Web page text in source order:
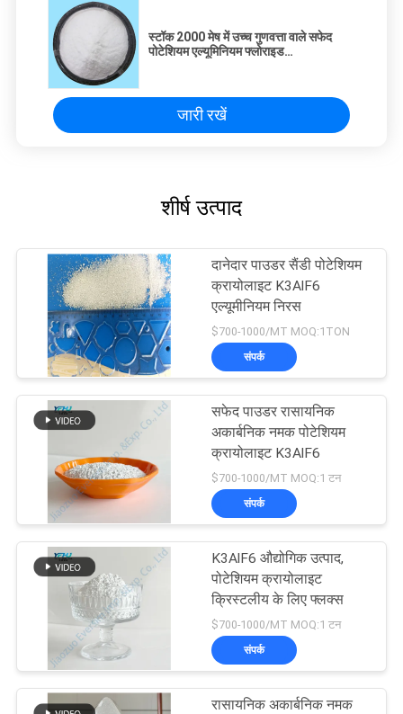
स्टॉक 2000 मेष में उच्च गुणवत्ता वाले सफेद
पोटेशियम एल्यूमिनियम फ्लोराइड
जारी रखें
शीर्ष उत्पाद
दानेदार पाउडर सैंडी पोटेशियम
क्रायोलाइट K3AlF6
एल्यूमीनियम निरस
$700-1000/MT MOQ:1TON
संपर्क
सफेद पाउडर रासायनिक
अकार्बनिक नमक पोटेशियम
क्रायोलाइट K3AlF6
$700-1000/MT MOQ:1 टन
संपर्क
K3AlF6 औद्योगिक उत्पाद,
पोटेशियम क्रायोलाइट
क्रिस्टलीय के लिए फ्लक्स
$700-1000/MT MOQ:1 टन
संपर्क
रासायनिक अकार्बनिक नमक